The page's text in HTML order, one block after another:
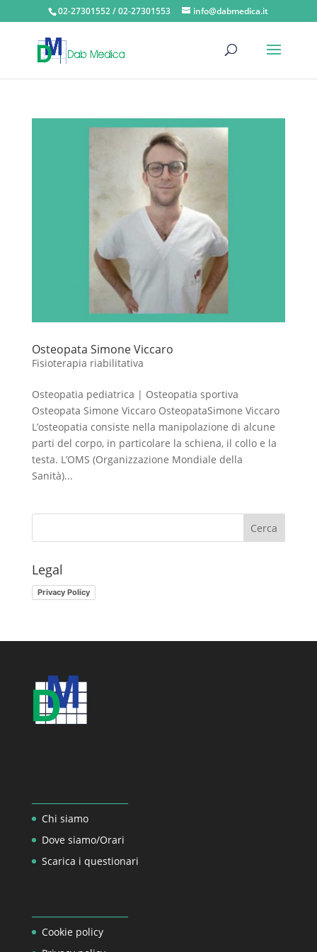
02-27301552 / 02-27301553 info@dabmedica.it
Osteopata Simone Viccaro
Fisioterapia riabilitativa
Osteopatia pediatrica | Osteopatia sportiva
Osteopata Simone Viccaro OsteopataSimone Viccaro
L’osteopatia consiste nella manipolazione di alcune
parti del corpo, in particolare la schiena, il collo e la
testa. L’OMS (Organizzazione Mondiale della
Sanità)...
Legal
Privacy Policy
Chi siamo
Dove siamo/Orari
Scarica i questionari
Cookie policy